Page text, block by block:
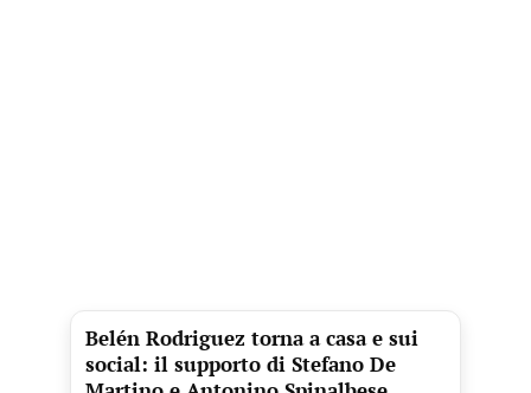
Belén Rodriguez torna a casa e sui
social: il supporto di Stefano De